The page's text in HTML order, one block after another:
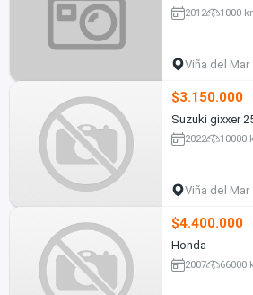
2012 1000
Viña del Mar
$3.150.000
Suzuki gixxer
2022 10000
Viña del Mar
$4.400.000
Honda
2007 66000